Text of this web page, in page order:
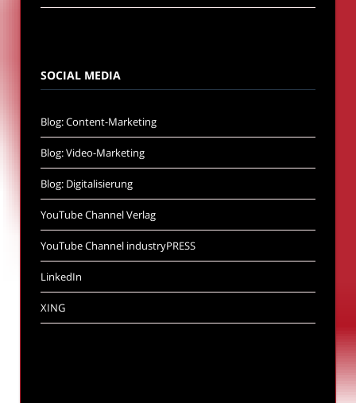
SOCIAL MEDIA
Blog: Content-Marketing
Blog: Video-Marketing
Blog: Digitalisierung
YouTube Channel Verlag
YouTube Channel industryPRESS
LinkedIn
XING